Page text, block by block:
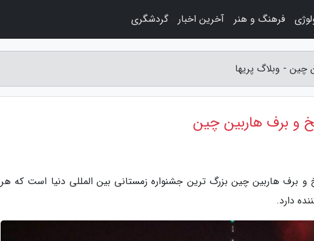
چین - وبلاگ پریها
و برف هاربین چین
و برف هاربین چین بزرگ ترین جشنواره زمستانی بین المللی دنیا است که هر
دارد.
فرهنگ و هنر آخرین اخبار گردشگری